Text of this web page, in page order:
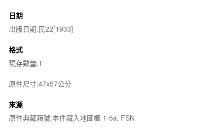
日期
出版日期:民22[1933]
格式
現存數量:1
原件尺寸:47x57公分
來源
原件典藏箱號:本件藏入地圖櫃 1-5a. FSN